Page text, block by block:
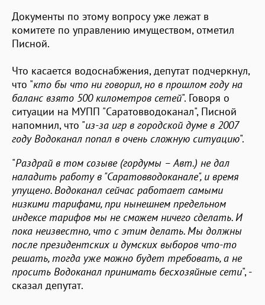
Документы по этому вопросу уже лежат в
комитете по управлению имуществом, отметил
Писной.
Что касается водоснабжения, депутат подчеркнул,
что "кто бы что ни говорил, но в прошлом году на
баланс взято 500 километров сетей". Говоря о
ситуации на МУПП "Саратовводоканал", Писной
напомнил, что "из-за игр в городской думе в 2007
году Водоканал попал в очень сложную ситуацию".
"Раздрай в том созыве (гордумы – Авт.) не дал
наладить работу в "Саратовводоканале", и время
упущено. Водоканал сейчас работает самыми
низкими тарифами, при нынешнем предельном
индексе тарифов мы не сможем ничего сделать. И
пока неизвестно, что с этим делать. Мы должны
после президентских и думских выборов что-то
решать, тогда уже можно будет требовать, а не
просить Водоканал принимать бесхозяйные сети", -
сказал депутат.